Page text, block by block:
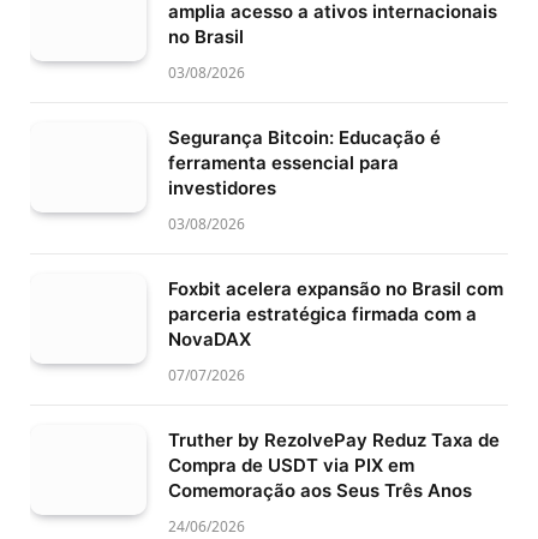
amplia acesso a ativos internacionais
no Brasil
03/08/2026
Segurança Bitcoin: Educação é
ferramenta essencial para
investidores
03/08/2026
Foxbit acelera expansão no Brasil com
parceria estratégica firmada com a
NovaDAX
07/07/2026
Truther by RezolvePay Reduz Taxa de
Compra de USDT via PIX em
Comemoração aos Seus Três Anos
24/06/2026